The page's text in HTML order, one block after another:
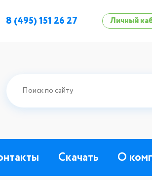
8 (495) 151 26 27 Личный
Скачать О